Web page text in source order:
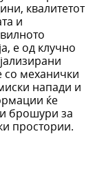
квалитетот
и
е од клучно
со механички
напади и
ќе
брошури за
простории.